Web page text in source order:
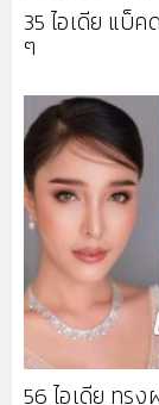
35 ไอเดีย แบ็
ๆ
56 ไอเดีย ทร